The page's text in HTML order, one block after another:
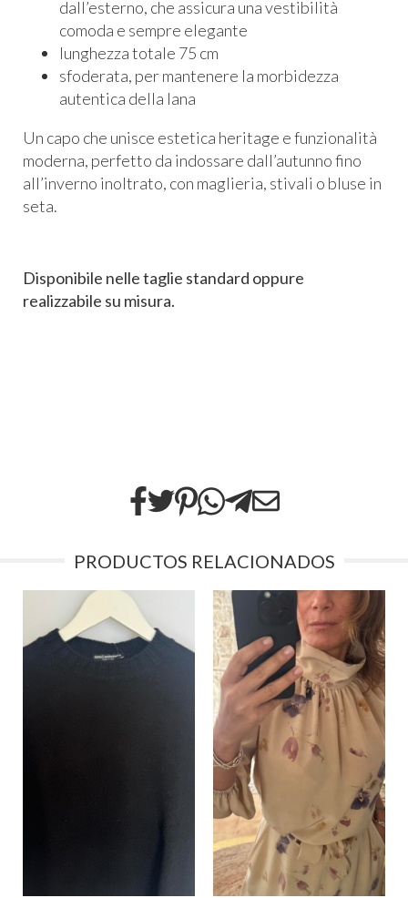
dall’esterno, che assicura una vestibilità
comoda e sempre elegante
lunghezza totale 75 cm
sfoderata, per mantenere la morbidezza
autentica della lana
Un capo che unisce estetica heritage e funzionalità
moderna, perfetto da indossare dall’autunno fino
all’inverno inoltrato, con maglieria, stivali o bluse in
seta.
Disponibile nelle taglie standard oppure
realizzabile su misura.
PRODUCTOS RELACIONADOS